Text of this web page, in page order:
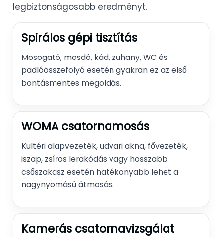
legbiztonságosabb eredményt.
Spirálos gépi tisztítás
Mosogató, mosdó, kád, zuhany, WC és
padlóösszefolyó esetén gyakran ez az első
bontásmentes megoldás.
WOMA csatornamosás
Kültéri alapvezeték, udvari akna, fővezeték,
iszap, zsíros lerakódás vagy hosszabb
csőszakasz esetén hatékonyabb lehet a
nagynyomású átmosás.
Kamerás csatornavizsgálat